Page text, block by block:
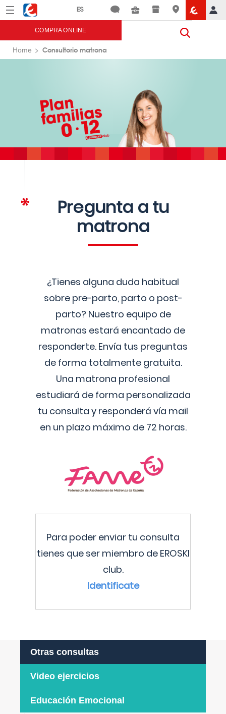
Menú Eroski
COMPRA ONLINE
Home Consultorio matrona
Pregunta a tu
matrona
¿Tienes alguna duda habitual
sobre pre-parto, parto o post-
parto? Nuestro equipo de
matronas estará encantado de
responderte. Envía tus preguntas
de forma totalmente gratuita.
Una matrona profesional
estudiará de forma personalizada
tu consulta y responderá vía mail
en un plazo máximo de 72 horas.
Para poder enviar tu consulta
tienes que ser miembro de EROSKI
club.
Identificate
Otras consultas
Video ejercicios
Educación Emocional